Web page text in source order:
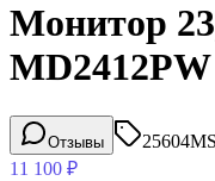
Монитор
Отзывы 25604
11 100 ₽